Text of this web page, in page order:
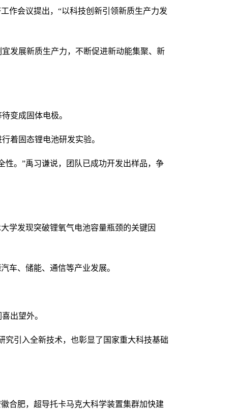
作会议提出，“以科技创新引领新质生产力发
发展新质生产力，不断促进新动能集聚、新
变成固体电极。
着固态锂电池研发实验。
性。”禹习谦说，团队已成功开发出样品，争
学发现突破锂氧气电池容量瓶颈的关键因
车、储能、通信等产业发展。
出望外。
究引入全新技术，也彰显了国家重大科技基础
合肥，超导托卡马克大科学装置集群加快建